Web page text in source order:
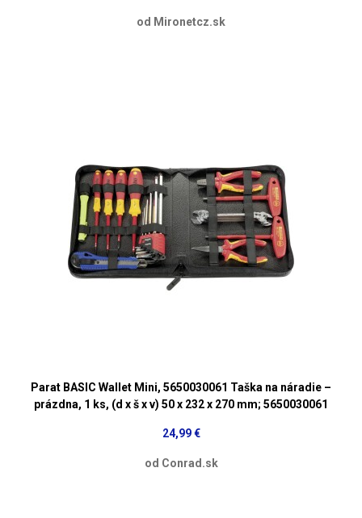
od Mironetcz.sk
Parat BASIC Wallet Mini, 5650030061 Taška na náradie –
prázdna, 1 ks, (d x š x v) 50 x 232 x 270 mm; 5650030061
24,99 €
od Conrad.sk